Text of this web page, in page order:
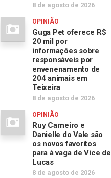
8 de agosto de 2026
OPINIÃO
Guga Pet oferece R$
20 mil por
informações sobre
responsáveis por
envenenamento de
204 animais em
Teixeira
8 de agosto de 2026
OPINIÃO
Ruy Carneiro e
Danielle do Vale são
os novos favoritos
para à vaga de Vice de
Lucas
8 de agosto de 2026